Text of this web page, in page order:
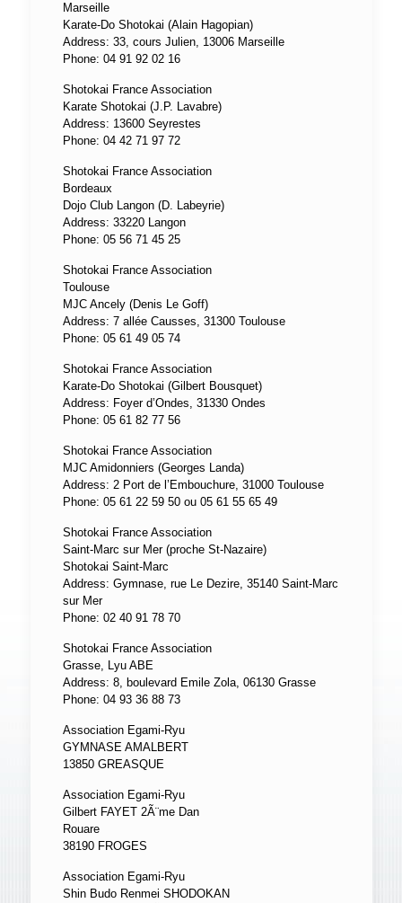
Marseille
Karate-Do Shotokai (Alain Hagopian)
Address: 33, cours Julien, 13006 Marseille
Phone: 04 91 92 02 16
Shotokai France Association
Karate Shotokai (J.P. Lavabre)
Address: 13600 Seyrestes
Phone: 04 42 71 97 72
Shotokai France Association
Bordeaux
Dojo Club Langon (D. Labeyrie)
Address: 33220 Langon
Phone: 05 56 71 45 25
Shotokai France Association
Toulouse
MJC Ancely (Denis Le Goff)
Address: 7 allée Causses, 31300 Toulouse
Phone: 05 61 49 05 74
Shotokai France Association
Karate-Do Shotokai (Gilbert Bousquet)
Address: Foyer d’Ondes, 31330 Ondes
Phone: 05 61 82 77 56
Shotokai France Association
MJC Amidonniers (Georges Landa)
Address: 2 Port de l’Embouchure, 31000 Toulouse
Phone: 05 61 22 59 50 ou 05 61 55 65 49
Shotokai France Association
Saint-Marc sur Mer (proche St-Nazaire)
Shotokai Saint-Marc
Address: Gymnase, rue Le Dezire, 35140 Saint-Marc
sur Mer
Phone: 02 40 91 78 70
Shotokai France Association
Grasse, Lyu ABE
Address: 8, boulevard Emile Zola, 06130 Grasse
Phone: 04 93 36 88 73
Association Egami-Ryu
GYMNASE AMALBERT
13850 GREASQUE
Association Egami-Ryu
Gilbert FAYET 2Ã¨me Dan
Rouare
38190 FROGES
Association Egami-Ryu
Shin Budo Renmei SHODOKAN